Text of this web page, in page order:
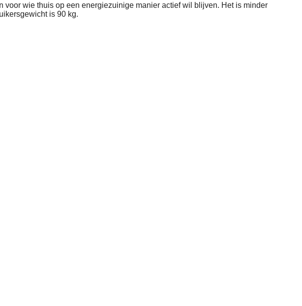
wie thuis op een energiezuinige manier actief wil blijven. Het is minder
is 90 kg.